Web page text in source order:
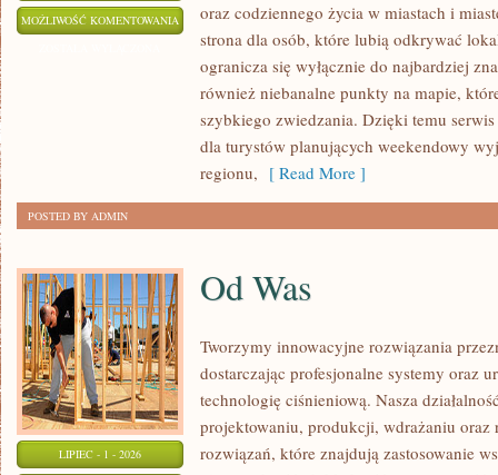
MOŻLIWOŚĆ KOMENTOWANIA ZGORZELEC
oraz codziennego życia w miastach i
strona dla osób, które lubią odkrywać
ogranicza się wyłącznie do najbardziej
również niebanalne punkty na mapie,
szybkiego zwiedzania. Dzięki temu
dla turystów planujących weekendowy
regionu, [ Read More ]
POSTED BY ADMIN
LIPIEC - 1 - 2026
Od Was
Tworzymy innowacyjne rozwiązania
dostarczając profesjonalne systemy oraz
technologię ciśnieniową. Nasza
projektowaniu, produkcji, wdrażaniu oraz
rozwiązań, które znajdują zastosowanie